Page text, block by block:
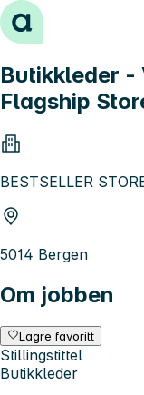
Hopp til innhold
Butikkleder -
Flagship
BESTSELLER
5014 Bergen
Om jobben
Lagre favoritt
Stillingstittel
Butikkleder